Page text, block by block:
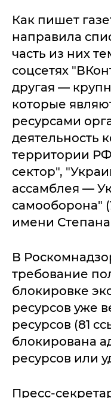
Как пишет
направила
часть из них
соцсетях
другая —
которые
ресурсами
деятельность
территории
сектор",
ассамблея —
самооборона"
имени
В
требование
блокировке
ресурсов уже
ресурсов (81
блокирована
ресурсов или
Пресс-